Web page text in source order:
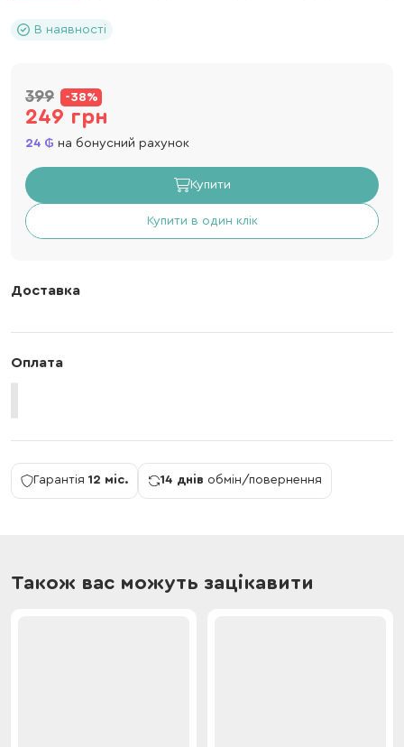
В наявності
399 -38%
249 грн
24 на бонусний рахунок
Купити
Купити в один клік
Доставка
Оплата
Гарантія 12 міс. 14 днів обмін/повернення
Також вас можуть зацікавити